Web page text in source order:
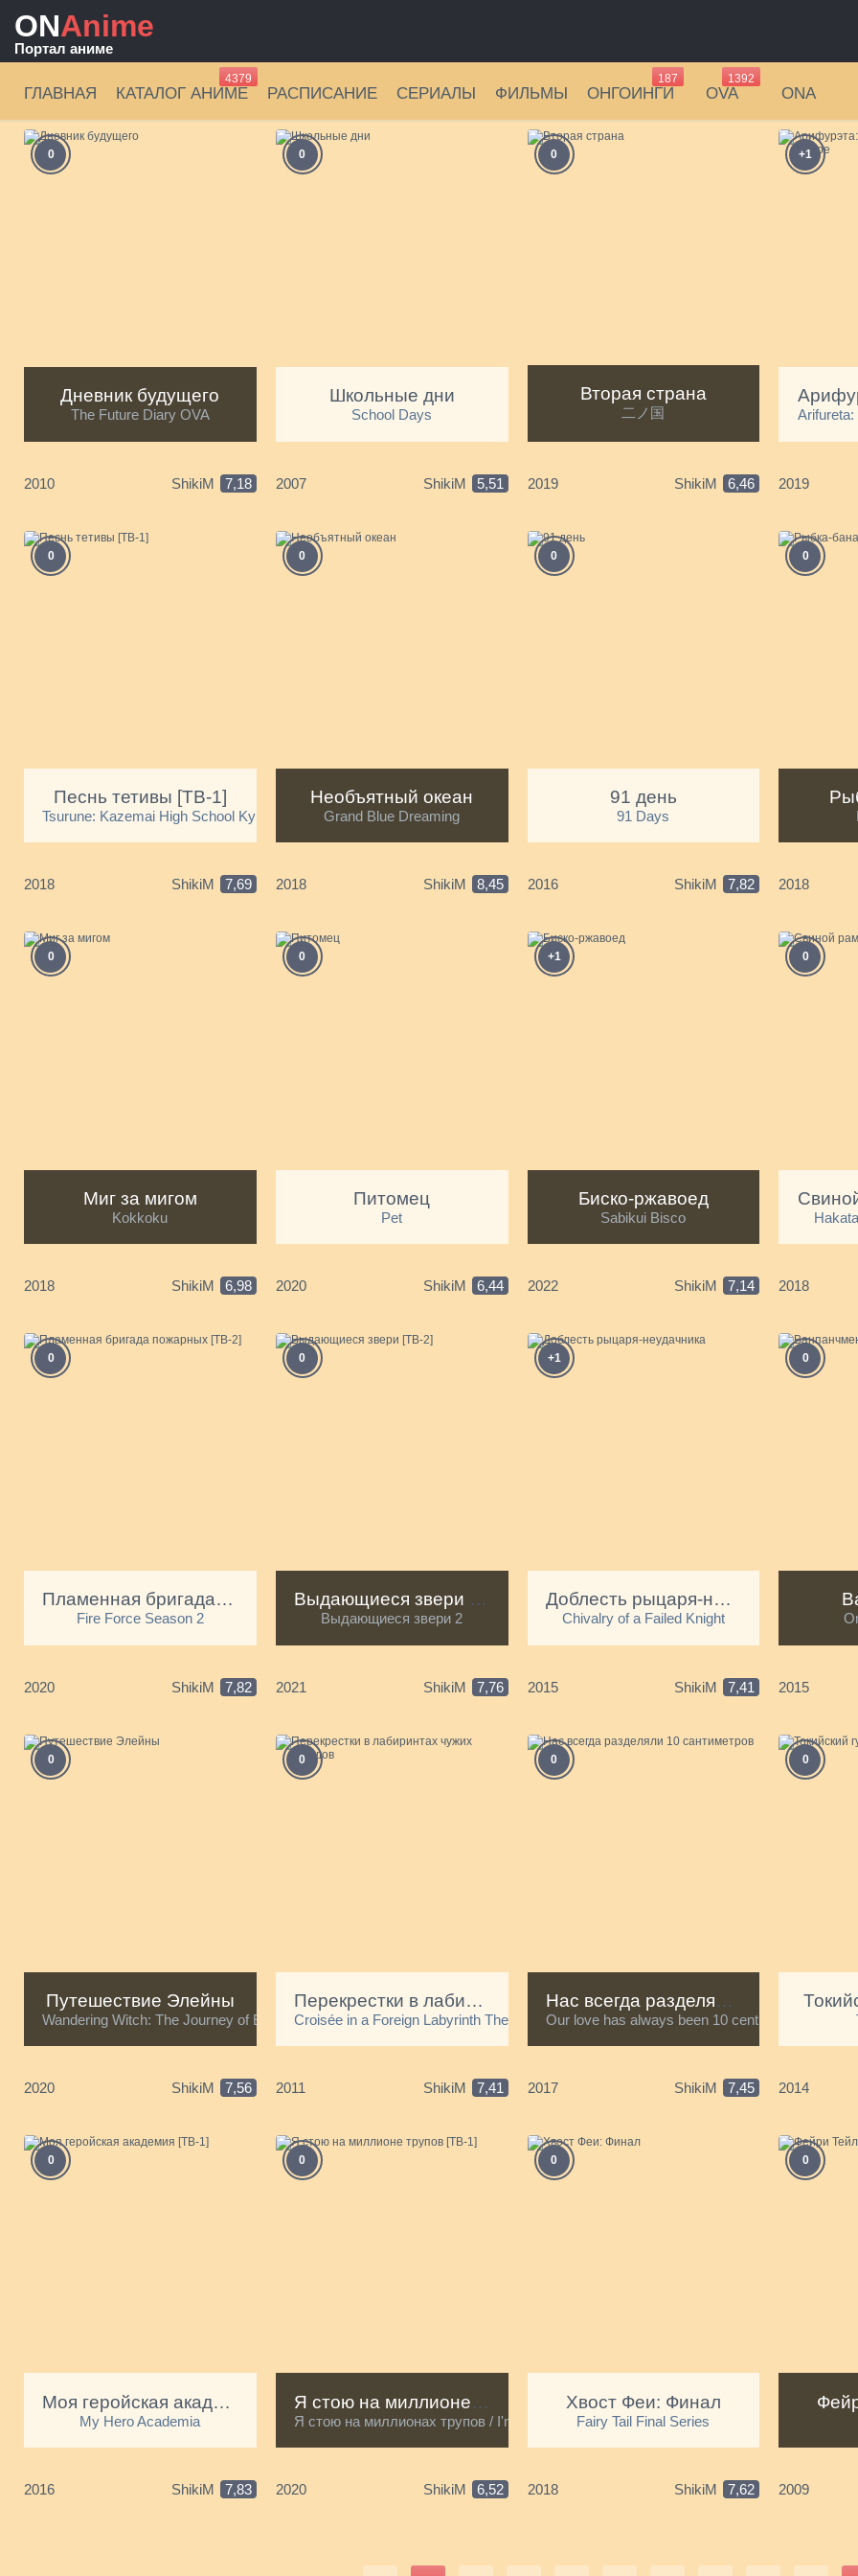
0
Дневник будущего
The Future Diary OVA
2010 ShikiM 7,18
0
Школьные дни
School Days
2007 ShikiM 5,51
0
Вторая страна
二ノ国
2019 ShikiM 6,46
+1
2019
0
Песнь тетивы [ТВ-1]
Tsurune: Kazemai High School Kyudo Club
2018 ShikiM 7,69
0
Необъятный океан
Grand Blue Dreaming
2018 ShikiM 8,45
0
91 день
91 Days
2016 ShikiM 7,82
0
2018
0
Миг за мигом
Kokkoku
2018 ShikiM 6,98
0
Питомец
Pet
2020 ShikiM 6,44
+1
Биско-ржавоед
Sabikui Bisco
2022 ShikiM 7,14
0
2018
0
Пламенная бригада пожарных [ТВ-2]
Fire Force Season 2
2020 ShikiM 7,82
0
Выдающиеся звери [ТВ-2]
Выдающиеся звери 2
2021 ShikiM 7,76
+1
Доблесть рыцаря-неудачника
Chivalry of a Failed Knight
2015 ShikiM 7,41
0
2015
0
Путешествие Элейны
Wandering Witch: The Journey of Elaina
2020 ShikiM 7,56
0
Перекрестки в лабиринтах чужих городов
Croisée in a Foreign Labyrinth The Animation
2011 ShikiM 7,41
0
Нас всегда разделяли 10 сантиметров
Our love has always been 10 centimeters apart.
2017 ShikiM 7,45
0
2014
0
Моя геройская академия [ТВ-1]
My Hero Academia
2016 ShikiM 7,83
0
Я стою на миллионе трупов [ТВ-1]
Я стою на миллионах трупов / I'm Standing on a Million Lives
2020 ShikiM 6,52
0
Хвост Феи: Финал
Fairy Tail Final Series
2018 ShikiM 7,62
0
2009
ONAnime
Портал аниме
ГЛАВНАЯ КАТАЛОГ АНИМЕ
4379
РАСПИСАНИЕ СЕРИАЛЫ ФИЛЬМЫ ОНГОИНГИ
187
OVA
1392
ONA